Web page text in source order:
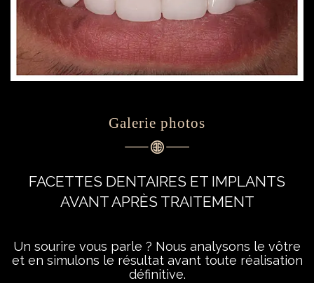
Galerie photos
FACETTES DENTAIRES ET IMPLANTS
AVANT APRÈS TRAITEMENT
Un sourire vous parle ? Nous analysons le vôtre
et en simulons le résultat avant toute réalisation
définitive.